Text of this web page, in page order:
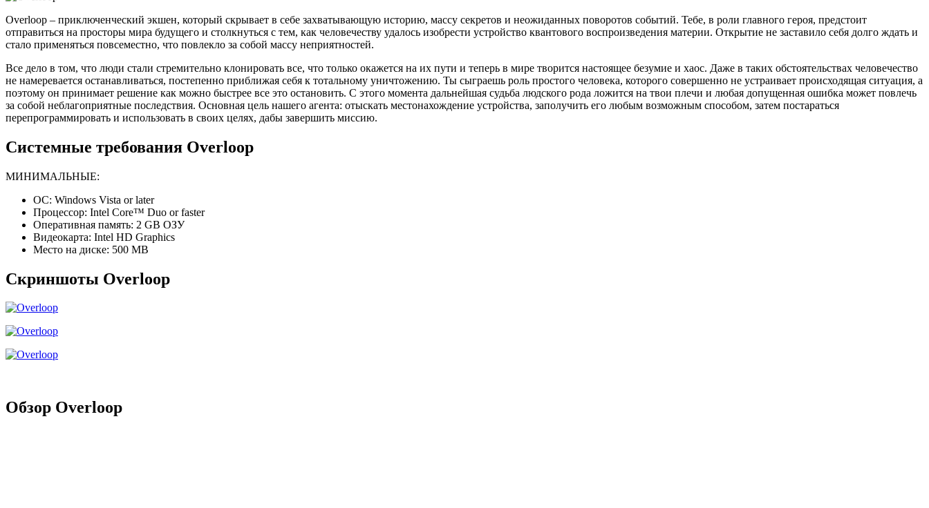
Overloop – приключенческий экшен, который скрывает в себе захватывающую историю, массу секретов и неожиданных поворотов событий. Тебе, в роли главного героя, предстоит
отправиться на просторы мира будущего и столкнуться с тем, как человечеству удалось изобрести устройство квантового воспроизведения материи. Открытие не заставило себя долго ждать и
стало применяться повсеместно, что повлекло за собой массу неприятностей.
Все дело в том, что люди стали стремительно клонировать все, что только окажется на их пути и теперь в мире творится настоящее безумие и хаос. Даже в таких обстоятельствах человечество
не намеревается останавливаться, постепенно приближая себя к тотальному уничтожению. Ты сыграешь роль простого человека, которого совершенно не устраивает происходящая ситуация, а
поэтому он принимает решение как можно быстрее все это остановить. С этого момента дальнейшая судьба людского рода ложится на твои плечи и любая допущенная ошибка может повлечь
за собой неблагоприятные последствия. Основная цель нашего агента: отыскать местонахождение устройства, заполучить его любым возможным способом, затем постараться
перепрограммировать и использовать в своих целях, дабы завершить миссию.
Системные требования Overloop
МИНИМАЛЬНЫЕ:
ОС: Windows Vista or later
Процессор: Intel Core™ Duo or faster
Оперативная память: 2 GB ОЗУ
Видеокарта: Intel HD Graphics
Место на диске: 500 MB
Скриншоты Overloop
Обзор Overloop